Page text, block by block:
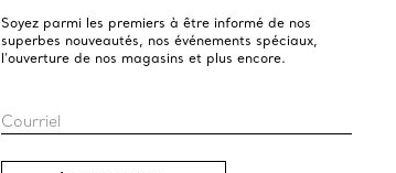
Soyez parmi les premiers à être informé de nos
superbes nouveautés, nos événements spéciaux,
l’ouverture de nos magasins et plus encore.
Courriel